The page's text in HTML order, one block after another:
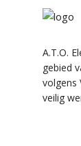
A.T.O.
gebied
volgens
veilig